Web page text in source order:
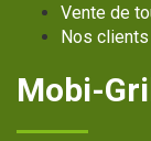
Vente de
Nos
Mobi-